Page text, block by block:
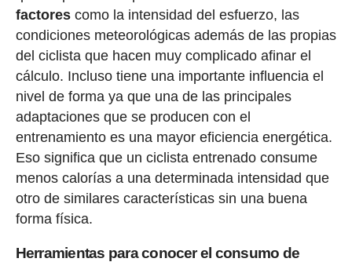
factorescomo la intensidad del esfuerzo, las
condiciones meteorológicas además de las propias
del ciclista que hacen muy complicado afinar el
cálculo. Incluso tiene una importante influencia el
nivel de forma ya que una de las principales
adaptaciones que se producen con el
entrenamiento es una mayor eficiencia energética.
Eso significa que un ciclista entrenado consume
menos calorías a una determinada intensidad que
otro de similares características sin una buena
forma física.
Herramientas para conocer el consumo de